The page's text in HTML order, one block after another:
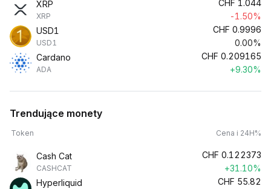
XRP
XRP
CHF 1.044
-1.50%
USD1
USD1
CHF 0.9996
0.00%
Cardano
ADA
CHF 0.209165
+9.30%
Trendujące monety
Token Cena i 24H%
Cash Cat
CASHCAT
CHF 0.122373
+31.10%
Hyperliquid
CHF 55.82